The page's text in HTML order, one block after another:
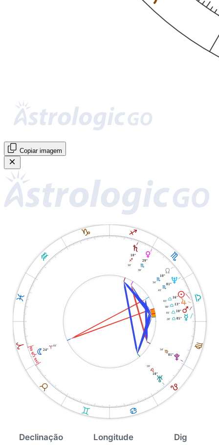
Copiar imagem
A
B
C D
E
F
G
H
I
J
K
L
N 24°
A
01'
T
10°
E
59'
V
01°
F
34'
O
05°
G
28'
Q
10°
G
01'
R
13°
G
00'
M
16°
G
03'
U
01°
H
43'
Y
10°
H
34'
P
29°
H
30'
S
10°
I
18'
24h 12h 0h
Declinação Longitude Dig